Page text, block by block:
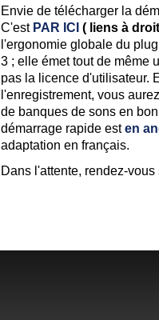
Envie de télécharger la
C'est PAR ICI ( liens à
l'ergonomie globale du
3 ; elle émet tout de même
pas la licence d'utilisateur.
l'enregistrement, vous
de banques de sons en
démarrage rapide esten
adaptation en français.
Dans l'attente, rendez-